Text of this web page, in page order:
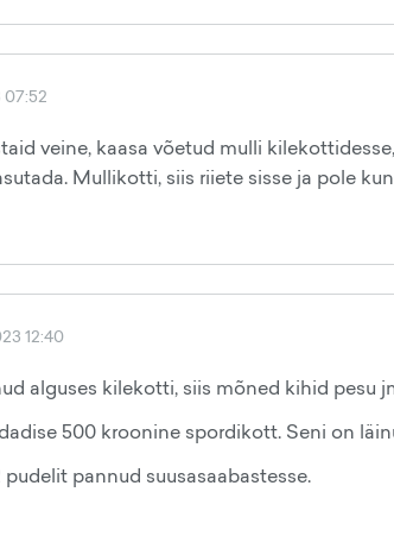
veine, kaasa võetud mulli
Mullikotti, siis riiete sisse ja pole
12:40
alguses kilekotti, siis mõned kihid pesu
500 kroonine spordikott. Seni on
pudelit pannud suusasaabastesse.